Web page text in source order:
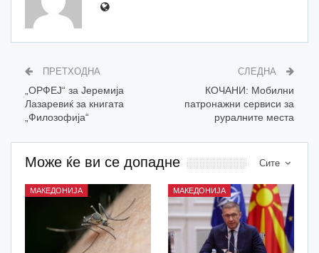
ПРЕТХОДНА
„OРФЕЈ“ за Јеремија
Лазаревиќ за книгата
„Филозофија“
СЛЕДНА
КОЧАНИ: Мобилни
патронажни сервиси за
руралните места
Сите
Може ќе ви се допадне
МАКЕДОНИЈА МАКЕДОНИЈА